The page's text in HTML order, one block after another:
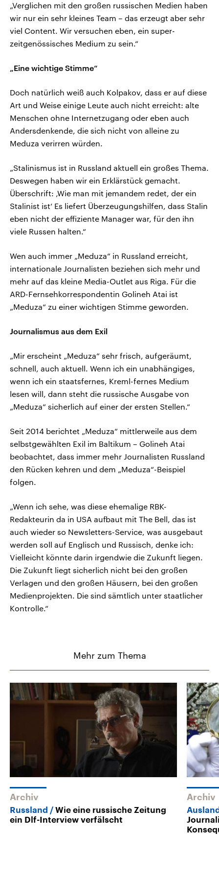
„Verglichen mit den großen russischen Medien haben
wir nur ein sehr kleines Team – das erzeugt aber sehr
viel Content. Wir versuchen eben, ein super-
zeitgenössisches Medium zu sein.“
„Eine wichtige Stimme“
Doch natürlich weiß auch Kolpakov, dass er auf diese
Art und Weise einige Leute auch nicht erreicht: alte
Menschen ohne Internetzugang oder eben auch
Andersdenkende, die sich nicht von alleine zu
Meduza verirren würden.
„Stalinismus ist in Russland aktuell ein großes Thema.
Deswegen haben wir ein Erklärstück gemacht.
Überschrift: ‚Wie man mit jemandem redet, der ein
Stalinist ist‘ Es liefert Überzeugungshilfen, dass Stalin
eben nicht der effiziente Manager war, für den ihn
viele Russen halten.“
Wen auch immer „Meduza“ in Russland erreicht,
internationale Journalisten beziehen sich mehr und
mehr auf das kleine Media-Outlet aus Riga. Für die
ARD-Fernsehkorrespondentin Golineh Atai ist
„Meduza“ zu einer wichtigen Stimme geworden.
Journalismus aus dem Exil
„Mir erscheint „Meduza“ sehr frisch, aufgeräumt,
schnell, auch aktuell. Wenn ich ein unabhängiges,
wenn ich ein staatsfernes, Kreml-fernes Medium
lesen will, dann steht die russische Ausgabe von
„Meduza“ sicherlich auf einer der ersten Stellen.“
Seit 2014 berichtet „Meduza“ mittlerweile aus dem
selbstgewählten Exil im Baltikum – Golineh Atai
beobachtet, dass immer mehr Journalisten Russland
den Rücken kehren und dem „Meduza“-Beispiel
folgen.
„Wenn ich sehe, was diese ehemalige RBK-
Redakteurin da in USA aufbaut mit The Bell, das ist
auch wieder so Newsletters-Service, was ausgebaut
werden soll auf Englisch und Russisch, denke ich:
Vielleicht könnte darin irgendwie die Zukunft liegen.
Die Zukunft liegt sicherlich nicht bei den großen
Verlagen und den großen Häusern, bei den großen
Medienprojekten. Die sind sämtlich unter staatlicher
Kontrolle.“
Mehr zum Thema
Archiv
Russland
Wie eine russische Zeitung
ein Dlf-Interview verfälscht
Archiv